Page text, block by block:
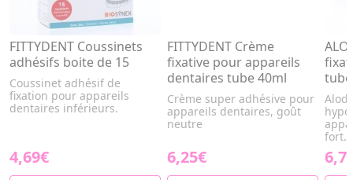
FITTYDENT Coussinets
adhésifs boite de 15
Coussinet adhésif de
fixation pour appareils
dentaires inférieurs.
4,69€
FITTYDENT Crème
fixative pour appareils
dentaires tube 40ml
Crème super adhésive pour
appareils dentaires, goût
neutre
6,25€
fort.